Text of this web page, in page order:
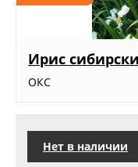
Ирис
ОКС
Нет в наличии